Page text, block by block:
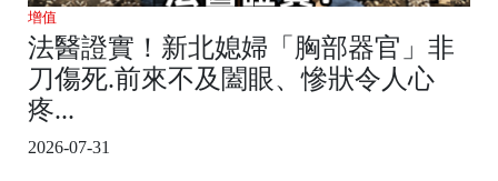
增值
法醫證實！新北媳婦「胸部器官」非
刀傷死.前來不及闔眼、慘狀令人心
疼...
2026-07-31